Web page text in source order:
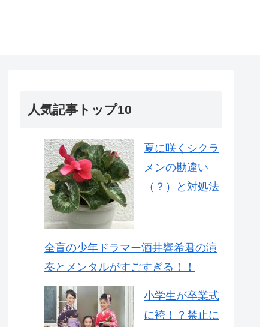
人気記事トップ10
夏に咲くシクラ
メンの勘違い
（？）と対処法
全盲の少年ドラマー酒井響希君の演
奏とメンタルがすごすぎる！！
小学生が卒業式
に袴！？禁止に